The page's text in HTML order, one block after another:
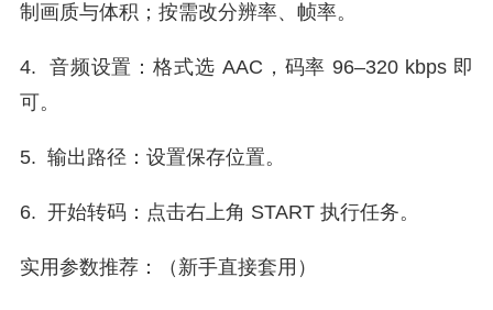
制画质与体积；按需改分辨率、帧率。
4. 音频设置：格式选 AAC，码率 96–320 kbps 即
可。
5. 输出路径：设置保存位置。
6. 开始转码：点击右上角 START 执行任务。
实用参数推荐：（新手直接套用）